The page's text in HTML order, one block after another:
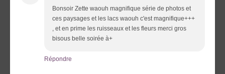
Bonsoir Zette waouh magnifique série de photos et
ces paysages et les lacs waouh c'est magnifique+++
, et en prime les ruisseaux et les fleurs merci gros
bisous belle soirée à+
Répondre